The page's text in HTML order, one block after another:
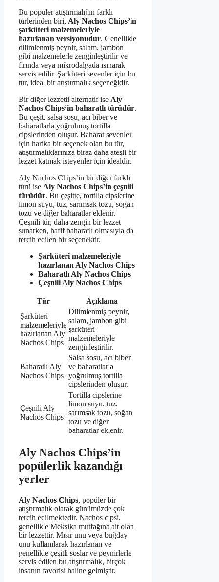
Bu popüler atıştırmalığın farklı
türlerinden biri, Aly Nachos Chips’in
şarküteri malzemeleriyle
hazırlanan versiyonudur. Genellikle
dilimlenmiş peynir, salam, jambon
gibi malzemelerle zenginleştirilir ve
fırında veya mikrodalgada ısınarak
servis edilir. Şarküteri sevenler için bu
tür, ideal bir atıştırmalık seçeneğidir.
Bir diğer lezzetli alternatif ise Aly
Nachos Chips’in baharatlı türüdür.
Bu çeşit, salsa sosu, acı biber ve
baharatlarla yoğrulmuş tortilla
cipslerinden oluşur. Baharat sevenler
için harika bir seçenek olan bu tür,
atıştırmalıklarınıza biraz daha ateşli bir
lezzet katmak isteyenler için idealdir.
Aly Nachos Chips’in bir diğer farklı
türü ise Aly Nachos Chips’in çeşnili
türüdür. Bu çeşitte, tortilla cipslerine
limon suyu, tuz, sarımsak tozu, soğan
tozu ve diğer baharatlar eklenir.
Çeşnili tür, daha zengin bir lezzet
sunarken, hafif baharatlı olmasıyla da
tercih edilen bir seçenektir.
Şarküteri malzemeleriyle
hazırlanan Aly Nachos Chips
Baharatlı Aly Nachos Chips
Çeşnili Aly Nachos Chips
Tür
Açıklama
Şarküteri
malzemeleriyle
hazırlanan Aly
Nachos Chips
Dilimlenmiş peynir,
salam, jambon gibi
şarküteri
malzemeleriyle
zenginleştirilir.
Baharatlı Aly
Nachos Chips
Salsa sosu, acı biber
ve baharatlarla
yoğrulmuş tortilla
cipslerinden oluşur.
Çeşnili Aly
Nachos Chips
Tortilla cipslerine
limon suyu, tuz,
sarımsak tozu, soğan
tozu ve diğer
baharatlar eklenir.
Aly Nachos Chips’in
popülerlik kazandığı
yerler
Aly Nachos Chips, popüler bir
atıştırmalık olarak günümüzde çok
tercih edilmektedir. Nachos cipsi,
genellikle Meksika mutfağına ait olan
bir lezzettir. Mısır unu veya buğday
unu kullanılarak hazırlanan ve
genellikle çeşitli soslar ve peynirlerle
servis edilen bu atıştırmalık, birçok
insanın favorisi haline gelmiştir.